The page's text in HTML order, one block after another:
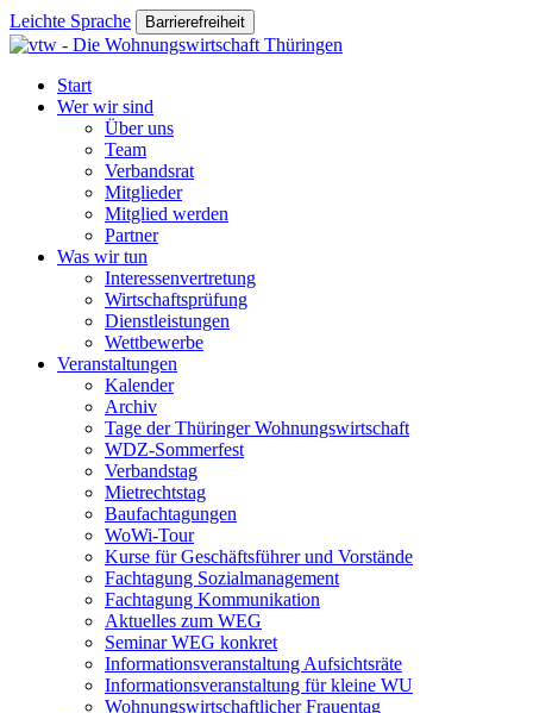
Leichte Sprache Barrierefreiheit
Start
Wer wir sind
Über uns
Team
Verbandsrat
Mitglieder
Mitglied werden
Partner
Was wir tun
Interessenvertretung
Wirtschaftsprüfung
Dienstleistungen
Wettbewerbe
Veranstaltungen
Kalender
Archiv
Tage der Thüringer Wohnungswirtschaft
WDZ-Sommerfest
Verbandstag
Mietrechtstag
Baufachtagungen
WoWi-Tour
Kurse für Geschäftsführer und Vorstände
Fachtagung Sozialmanagement
Fachtagung Kommunikation
Aktuelles zum WEG
Seminar WEG konkret
Informationsveranstaltung Aufsichtsräte
Informationsveranstaltung für kleine WU
Wohnungswirtschaftlicher Frauentag